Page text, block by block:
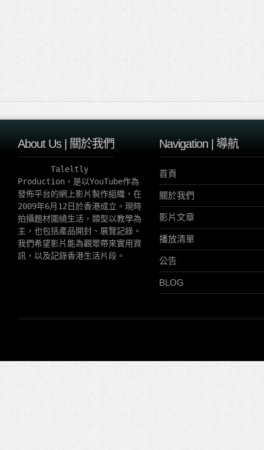
About Us | 關於我們
Taleltly
Production，是以YouTube作為
發佈平台的網上影片製作組織，在
2009年6月12日於香港成立。現時
拍攝題材圍繞生活，類型以教學為
主，也包括產品開封、展覽記錄。
我們希望影片能為觀眾帶來實用資
訊，以及記錄香港生活片段。
Navigation | 導航
首頁
關於我們
影片文章
播放清單
公告
BLOG